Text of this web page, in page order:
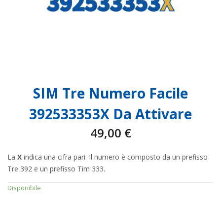
SIM Tre Numero Facile
392533353X Da Attivare
49,00 €
La X indica una cifra pari. Il numero è composto da un prefisso
Tre 392 e un prefisso Tim 333.
Disponibile